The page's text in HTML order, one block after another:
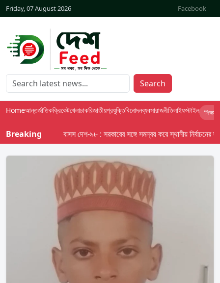
Friday, 07 August 2026 Facebook
Search
Homeআন্তর্জাতিকক্রিকেটখেলাচাকরিজাতীয়প্রযুক্তিবিনোদনব্যবসারাজনীতিলাইফস্টাইল শিক্ষা
Breaking বাসস দেশ-৯৮ : সরকারের সঙ্গে সমন্বয় করে স্থানীয় নির্বাচনের